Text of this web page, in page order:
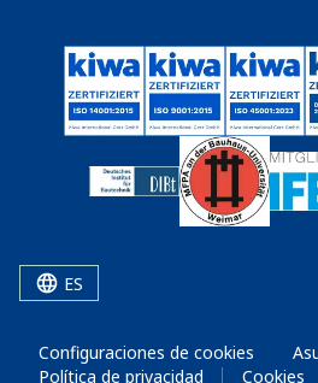
ES
Configuraciones de cookies
Política de privacidad
Cookies